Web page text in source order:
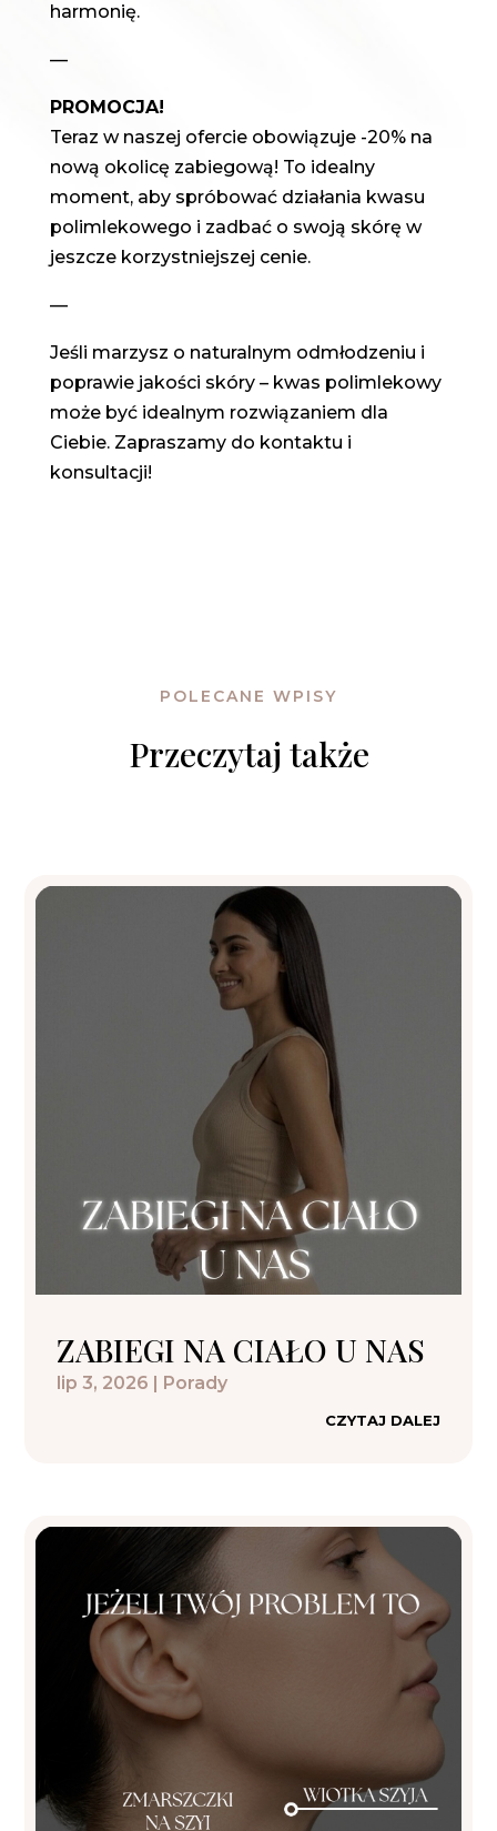
harmonię.
—
PROMOCJA!
Teraz w naszej ofercie obowiązuje -20% na
nową okolicę zabiegową! To idealny
moment, aby spróbować działania kwasu
polimlekowego i zadbać o swoją skórę w
jeszcze korzystniejszej cenie.
—
Jeśli marzysz o naturalnym odmłodzeniu i
poprawie jakości skóry – kwas polimlekowy
może być idealnym rozwiązaniem dla
Ciebie. Zapraszamy do kontaktu i
konsultacji!
POLECANE WPISY
Przeczytaj także
ZABIEGI NA CIAŁO U NAS
lip 3, 2026 Porady
CZYTAJ DALEJ